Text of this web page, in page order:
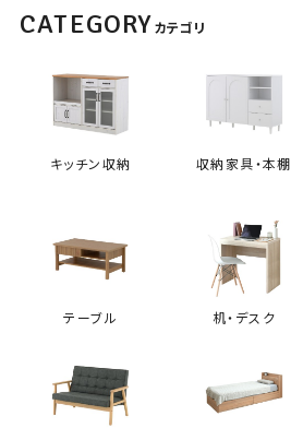
CATEGORYカテゴリ
キッチン収納 収納家具・本棚
テーブル 机・デスク